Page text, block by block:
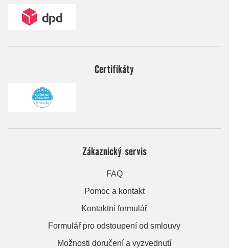
Certifikáty
Zákaznický servis
FAQ
Pomoc a kontakt
Kontaktní formulář
Formulář pro odstoupení od smlouvy
Možnosti doručení a vyzvednutí